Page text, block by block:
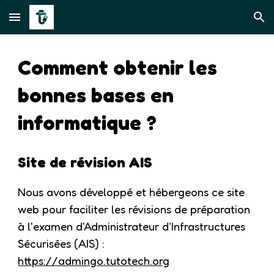
Skip to main content Skip to navigation
Comment obtenir les
bonnes bases en
informatique ?
Site de révision AIS
Nous avons développé et hébergeons ce site
web pour faciliter les révisions de préparation
à l'examen d'Administrateur d'Infrastructures
Sécurisées (AIS) :
https://admingo.tutotech.org